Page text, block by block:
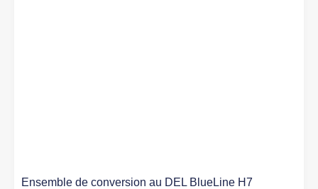
Ensemble de conversion au DEL BlueLine H7